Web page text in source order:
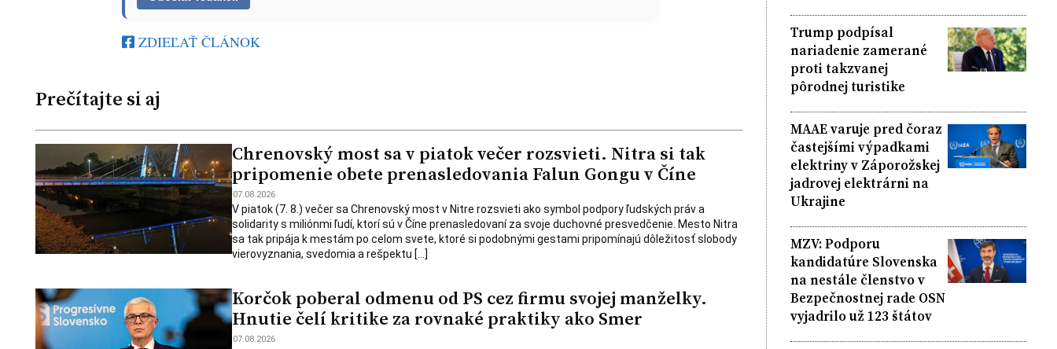
ZDIEĽAŤ ČLÁNOK
Prečítajte si aj
Chrenovský most sa v piatok večer rozsvieti. Nitra si tak
pripomenie obete prenasledovania Falun Gongu v Číne
07.08.2026
V piatok (7. 8.) večer sa Chrenovský most v Nitre rozsvieti ako symbol podpory ľudských práv a
solidarity s miliónmi ľudí, ktorí sú v Číne prenasledovaní za svoje duchovné presvedčenie. Mesto Nitra
sa tak pripája k mestám po celom svete, ktoré si podobnými gestami pripomínajú dôležitosť slobody
vierovyznania, svedomia a rešpektu […]
Korčok poberal odmenu od PS cez firmu svojej manželky.
Hnutie čelí kritike za rovnaké praktiky ako Smer
07.08.2026
Trump podpísal
nariadenie zamerané
proti takzvanej
pôrodnej turistike
MAAE varuje pred čoraz
častejšími výpadkami
elektriny v Záporožskej
jadrovej elektrárni na
Ukrajine
MZV: Podporu
kandidatúre Slovenska
na nestále členstvo v
Bezpečnostnej rade OSN
vyjadrilo už 123 štátov